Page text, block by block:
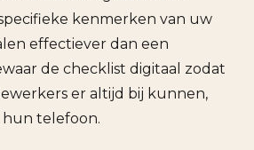
kenmerken van uw
effectiever dan een
de checklist digitaal zodat
er altijd bij kunnen,
hun telefoon.